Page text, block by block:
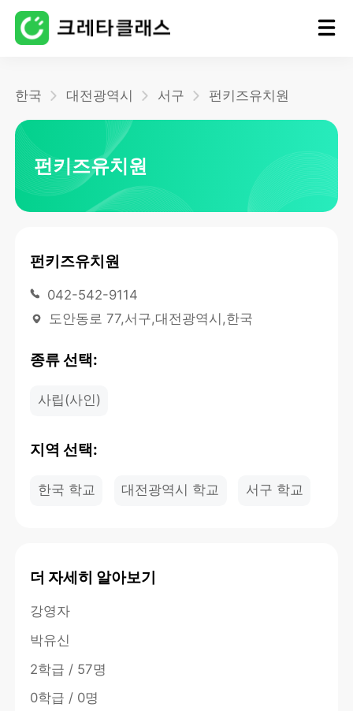
한국 대전광역시 서구 펀키즈유치원
펀키즈유치원
펀키즈유치원
042-542-9114
도안동로 77,서구,대전광역시,한국
종류 선택:
사립(사인)
지역 선택:
한국 학교 대전광역시 학교 서구 학교
더 자세히 알아보기
강영자
박유신
2학급 / 57명
0학급 / 0명